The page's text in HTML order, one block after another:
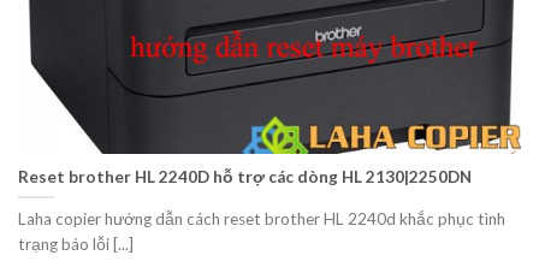
Reset brother HL 2240D hỗ trợ các dòng HL 2130|2250DN
Laha copier hướng dẫn cách reset brother HL 2240d khắc phục tình
trạng báo lỗi [...]